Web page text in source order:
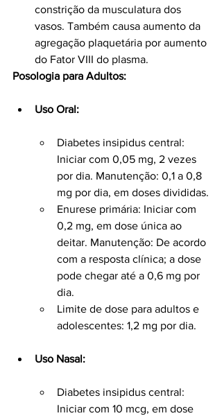
constrição da musculatura dos
vasos. Também causa aumento da
agregação plaquetária por aumento
do Fator VIII do plasma.
Posologia para Adultos:
Uso Oral:
Diabetes insipidus central:
Iniciar com 0,05 mg, 2 vezes
por dia. Manutenção: 0,1 a 0,8
mg por dia, em doses divididas.
Enurese primária: Iniciar com
0,2 mg, em dose única ao
deitar. Manutenção: De acordo
com a resposta clínica; a dose
pode chegar até a 0,6 mg por
dia.
Limite de dose para adultos e
adolescentes: 1,2 mg por dia.
Uso Nasal:
Diabetes insipidus central:
Iniciar com 10 mcg, em dose